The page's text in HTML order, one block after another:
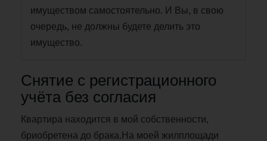
имуществом самостоятельно. И Вы, в свою
очередь, не должны будете делить это
имущество.
Снятие с регистрационного
учёта без согласия
Квартира находится в мой собственности,
бриобретена до брака.На моей жилплощади